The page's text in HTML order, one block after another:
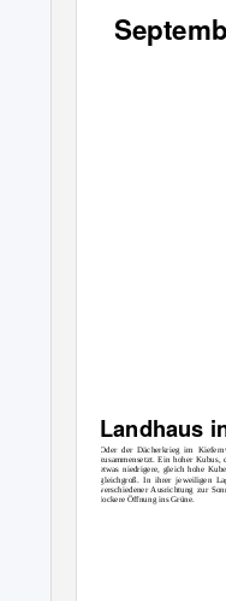
Landhaus
Oder der Dächerkrieg im
zusammensetzt. Ein hoher
etwas niedrigere, gleich hohe
gleichgroß. In ihrer jeweiligen
verschiedener Ausrichtung zur
lockere Öffnung ins Grüne.